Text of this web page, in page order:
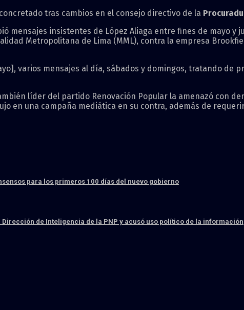
tras cambios en el consejo directivo de la
mensajes insistentes de López Aliaga entre fines de mayo y
Metropolitana de Lima (MML), contra la empresa
varios mensajes al día, sábados y domingos, tratando de
líder del partido Renovación Popular la amenazó con
en una campaña mediática en su contra, además de
para los primeros 100 días del nuevo gobierno
de Inteligencia de la PNP y acusó uso político de la información